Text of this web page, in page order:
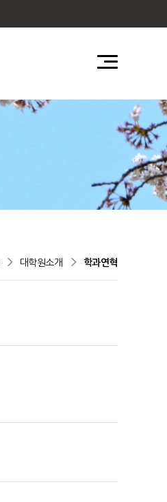
대학원소개 학과연혁